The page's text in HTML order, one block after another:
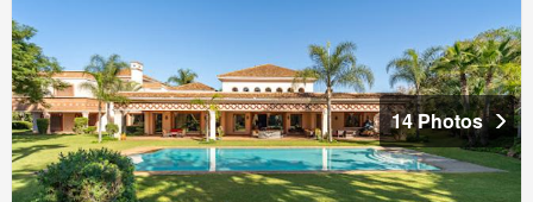
14 Photos